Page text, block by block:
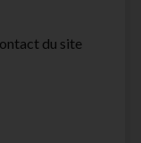
du site